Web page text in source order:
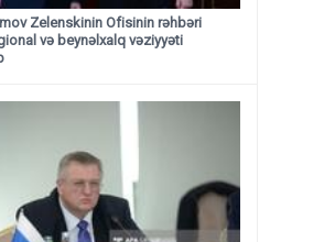
Zelenskinin Ofisinin rəhbəri
və beynəlxalq vəziyyəti